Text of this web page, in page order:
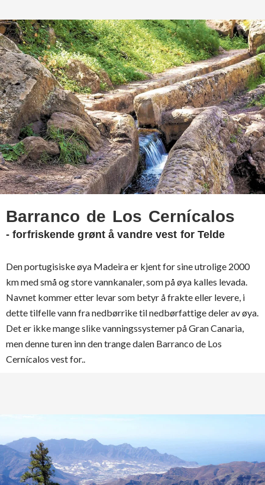
Barranco de Los Cernícalos
- forfriskende grønt å vandre vest for Telde
Den portugisiske øya Madeira er kjent for sine utrolige 2000
km med små og store vannkanaler, som på øya kalles levada.
Navnet kommer etter levar som betyr å frakte eller levere, i
dette tilfelle vann fra nedbørrike til nedbørfattige deler av øya.
Det er ikke mange slike vanningssystemer på Gran Canaria,
men denne turen inn den trange dalen Barranco de Los
Cernícalos vest for..